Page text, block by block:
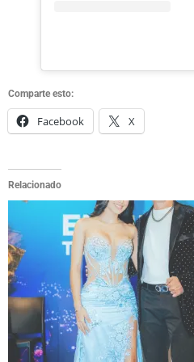
Comparte esto:
Facebook X
Relacionado